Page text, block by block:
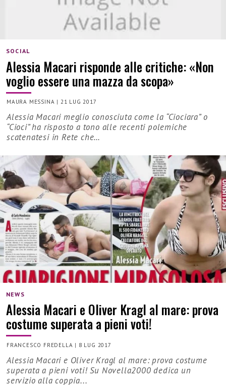
SOCIAL
Alessia Macari risponde alle critiche: «Non
voglio essere una mazza da scopa»
MAURA MESSINA | 21 LUG 2017
Alessia Macari meglio conosciuta come la “Ciociara” o
“Cioci” ha risposto a tono alle recenti polemiche
scatenatesi in Rete che…
NEWS
Alessia Macari e Oliver Kragl al mare: prova
costume superata a pieni voti!
FRANCESCO FREDELLA | 8 LUG 2017
Alessia Macari e Oliver Kragl al mare: prova costume
superata a pieni voti! Su Novella2000 dedica un
servizio alla coppia...